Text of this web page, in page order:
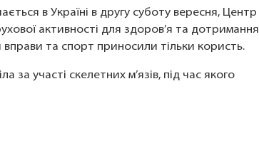
в Україні в другу суботу вересня, Центр
активності для здоров’я та дотримання
та спорт приносили тільки користь.
за участі скелетних м’язів, під час якого